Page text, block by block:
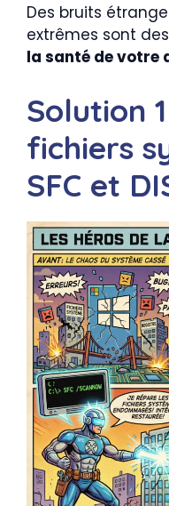
Des bruits
extrêmes sont
la santé de votre
Solution
fichiers
SFC et